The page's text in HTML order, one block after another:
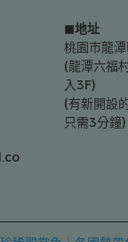
◼地址
桃園市龍
(龍潭六福
入3F)
(有新開設
只需3分鐘)